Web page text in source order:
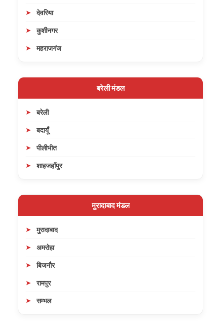
देवरिया
कुशीनगर
महराजगंज
बरेली मंडल
बरेली
बदायूँ
पीलीभीत
शाहजहाँपुर
मुरादाबाद मंडल
मुरादाबाद
अमरोहा
बिजनौर
रामपुर
सम्भल